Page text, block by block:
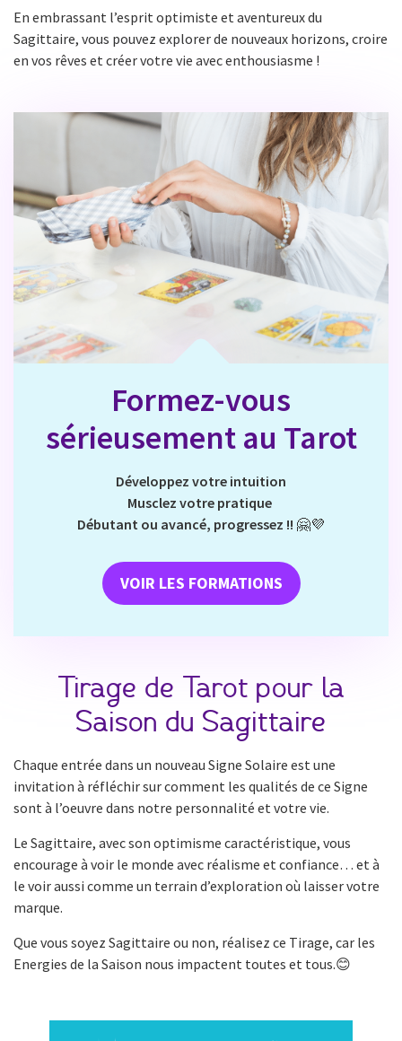
En embrassant l’esprit optimiste et aventureux du
Sagittaire, vous pouvez explorer de nouveaux horizons, croire
en vos rêves et créer votre vie avec enthousiasme !
Formez-vous
sérieusement au Tarot
Développez votre intuition
Musclez votre pratique
Débutant ou avancé, progressez !! 🤗💜
VOIR LES FORMATIONS
Tirage de Tarot pour la
Saison du Sagittaire
Chaque entrée dans un nouveau Signe Solaire est une
invitation à réfléchir sur comment les qualités de ce Signe
sont à l’oeuvre dans notre personnalité et votre vie.
Le Sagittaire, avec son optimisme caractéristique, vous
encourage à voir le monde avec réalisme et confiance… et à
le voir aussi comme un terrain d’exploration où laisser votre
marque.
Que vous soyez Sagittaire ou non, réalisez ce Tirage, car les
Energies de la Saison nous impactent toutes et tous.😊